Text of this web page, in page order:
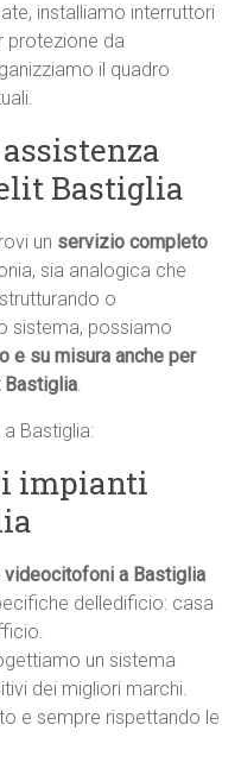
installiamo interruttori
protezione da
il quadro
Bastiglia
un servizio completo
sia analogica che
o
sistema, possiamo
e su misura anche per
.
Bastiglia:
impianti
a Bastiglia
delledificio: casa
un sistema
dei migliori marchi.
e sempre rispettando le